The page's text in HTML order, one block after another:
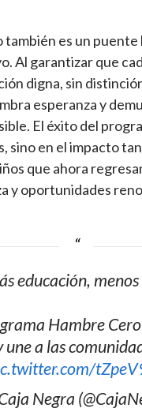
también es un
Al garantizar que
digna, sin
esperanza y
El éxito del
sino en el impacto
que ahora
y oportunidades
educación,
Hambre
une a las
Negra